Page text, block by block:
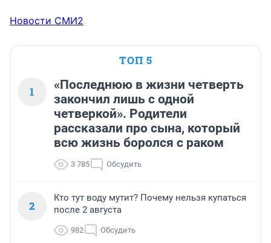
Новости СМИ2
ТОП 5
1
«Последнюю в жизни четверть
закончил лишь с одной
четверкой». Родители
рассказали про сына, который
всю жизнь боролся с раком
3 785 Обсудить
2
Кто тут воду мутит? Почему нельзя купаться
после 2 августа
982 Обсудить